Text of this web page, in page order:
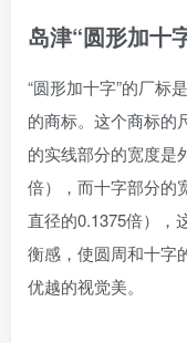
岛津“圆形加十
“圆形加十字”的厂标
的商标。这个商标的
的实线部分的宽度是
倍），而十字部分的
直径的0.1375倍），
衡感，使圆周和十字
优越的视觉美。